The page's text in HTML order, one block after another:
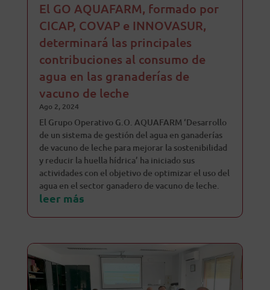
El GO AQUAFARM, formado por
CICAP, COVAP e INNOVASUR,
determinará las principales
contribuciones al consumo de
agua en las granaderías de
vacuno de leche
Ago 2, 2024
El Grupo Operativo G.O. AQUAFARM ‘Desarrollo
de un sistema de gestión del agua en ganaderías
de vacuno de leche para mejorar la sostenibilidad
y reducir la huella hídrica’ ha iniciado sus
actividades con el objetivo de optimizar el uso del
agua en el sector ganadero de vacuno de leche.
leer más